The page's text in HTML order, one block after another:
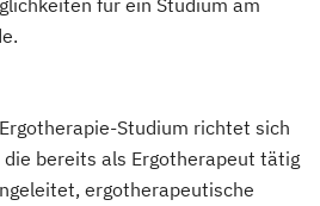
Medien
Maschinenbau
Administration (DE/EN)
Studium richtet sich
bereits als Ergotherapeut tätig
ergotherapeutische